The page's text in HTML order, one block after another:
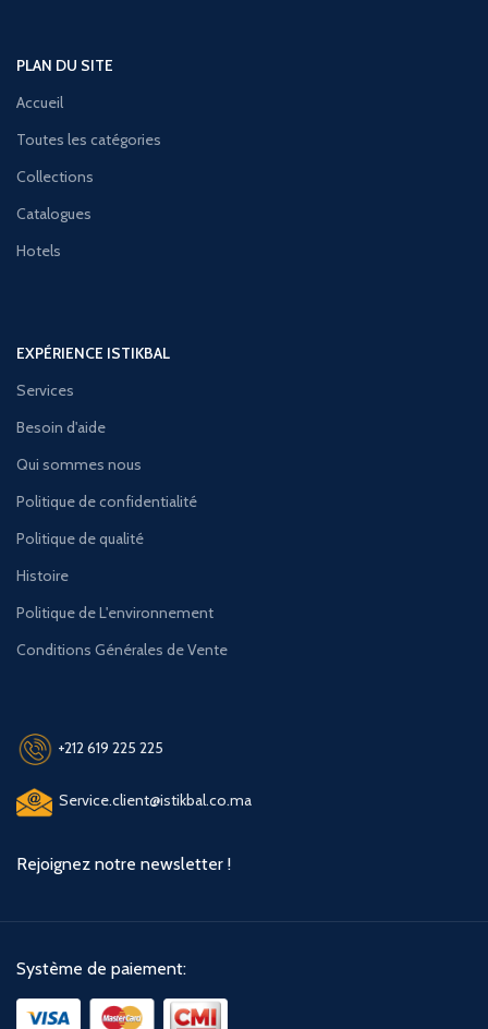
PLAN DU SITE
Accueil
Toutes les catégories
Collections
Catalogues
Hotels
EXPÉRIENCE ISTIKBAL
Services
Besoin d'aide
Qui sommes nous
Politique de confidentialité
Politique de qualité
Histoire
Politique de L'environnement
Conditions Générales de Vente
+212 619 225 225
Service.client@istikbal.co.ma
Rejoignez notre newsletter !
Système de paiement: